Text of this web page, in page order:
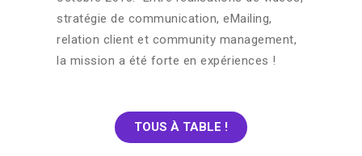
stratégie de communication, eMailing,
relation client et community management,
la mission a été forte en expériences !
TOUS À TABLE !